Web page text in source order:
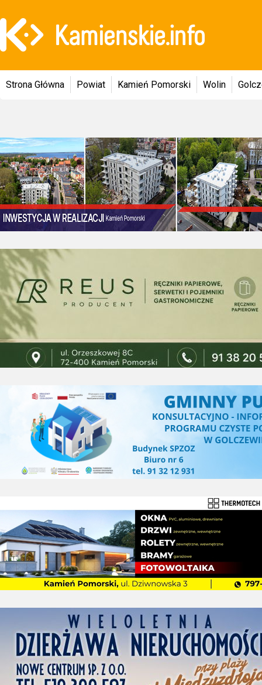
Strona Główna Powiat Kamień Pomorski Wolin